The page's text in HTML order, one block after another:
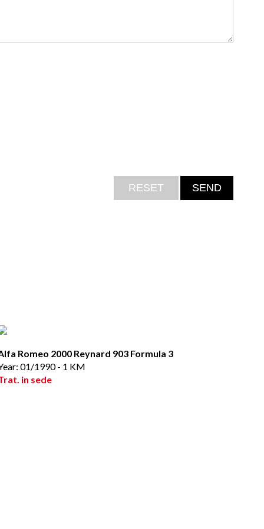
Romeo 2000 Reynard 903 Formula 3
01/1990 - 1 KM
in sede